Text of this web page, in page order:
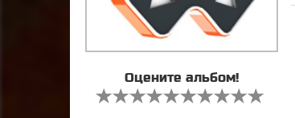
Оцените альбом!